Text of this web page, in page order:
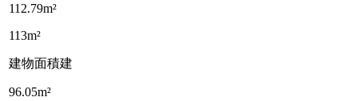
112.79m²
113m²
建物面積建
96.05m²